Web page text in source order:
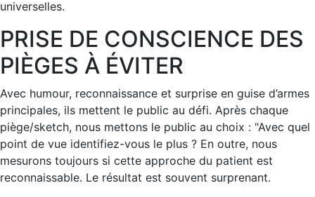
universelles.
PRISE DE CONSCIENCE DES
PIÈGES À ÉVITER
Avec humour, reconnaissance et surprise en guise d’armes
principales, ils mettent le public au défi. Après chaque
piège/sketch, nous mettons le public au choix : "Avec quel
point de vue identifiez-vous le plus ? En outre, nous
mesurons toujours si cette approche du patient est
reconnaissable. Le résultat est souvent surprenant.